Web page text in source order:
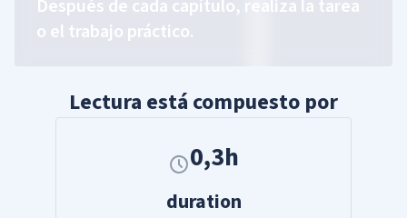
Después de cada capítulo, realiza la tarea
o el trabajo práctico.
Lectura está compuesto por
0,3h
duration